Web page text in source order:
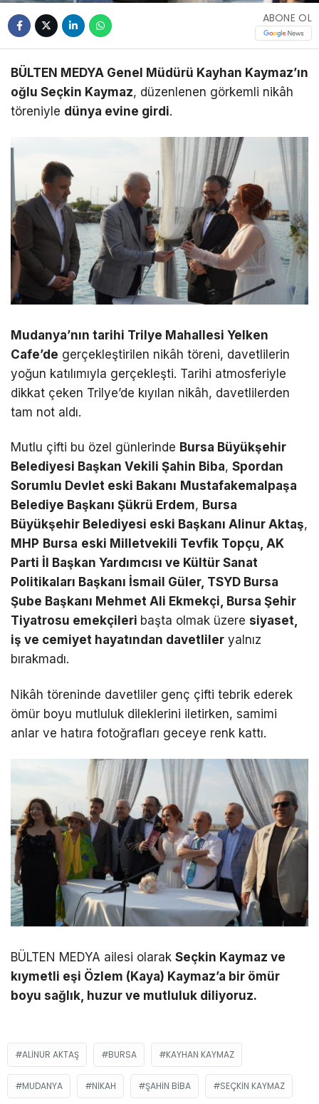
ABONE OL
BÜLTEN MEDYA Genel Müdürü Kayhan Kaymaz’ın
oğlu Seçkin Kaymaz, düzenlenen görkemli nikâh
töreniyle dünya evine girdi.
Mudanya’nın tarihi Trilye Mahallesi Yelken
Cafe’de gerçekleştirilen nikâh töreni, davetlilerin
yoğun katılımıyla gerçekleşti. Tarihi atmosferiyle
dikkat çeken Trilye’de kıyılan nikâh, davetlilerden
tam not aldı.
Mutlu çifti bu özel günlerinde Bursa Büyükşehir
Belediyesi Başkan Vekili Şahin Biba, Spordan
Sorumlu Devlet eski Bakanı Mustafakemalpaşa
Belediye Başkanı Şükrü Erdem, Bursa
Büyükşehir Belediyesi eski Başkanı Alinur Aktaş,
MHP Bursa eski Milletvekili Tevfik Topçu, AK
Parti İl Başkan Yardımcısı ve Kültür Sanat
Politikaları Başkanı İsmail Güler, TSYD Bursa
Şube Başkanı Mehmet Ali Ekmekçi, Bursa Şehir
Tiyatrosu emekçileri başta olmak üzere siyaset,
iş ve cemiyet hayatından davetliler yalnız
bırakmadı.
Nikâh töreninde davetliler genç çifti tebrik ederek
ömür boyu mutluluk dileklerini iletirken, samimi
anlar ve hatıra fotoğrafları geceye renk kattı.
BÜLTEN MEDYA ailesi olarak Seçkin Kaymaz ve
kıymetli eşi Özlem (Kaya) Kaymaz’a bir ömür
boyu sağlık, huzur ve mutluluk diliyoruz.
ALINUR AKTAŞ BURSA KAYHAN KAYMAZ
MUDANYA NIKAH ŞAHIN BIBA SEÇKIN KAYMAZ